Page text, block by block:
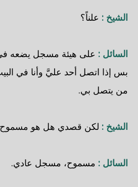
الشيخ : علناً؟
السائل : على هيئة مسجل يضعه في
بس إذا اتصل أحد عليَّ وأنا في
من يتصل بي.
الشيخ : لكن قصدي هل هو
السائل : مسموح، مسجل عادي.